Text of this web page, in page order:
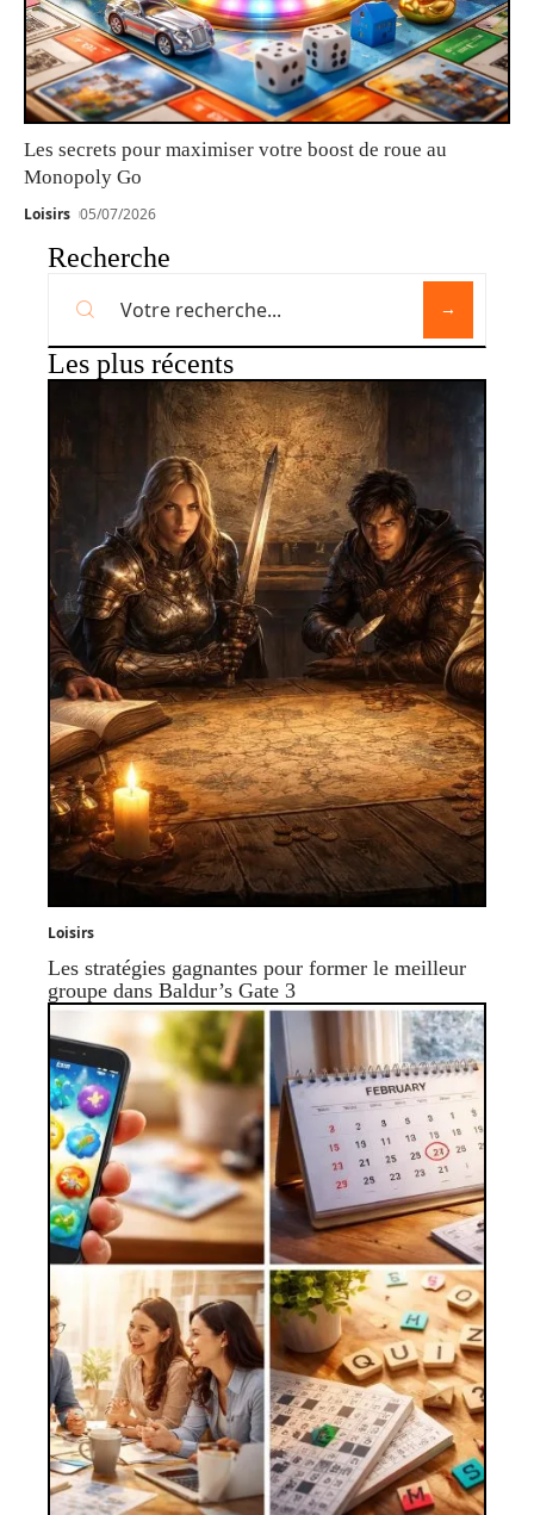
Les secrets pour maximiser votre boost de roue au
Monopoly Go
Loisirs 05/07/2026
Recherche
Les plus récents
Loisirs
Les stratégies gagnantes pour former le meilleur
groupe dans Baldur’s Gate 3